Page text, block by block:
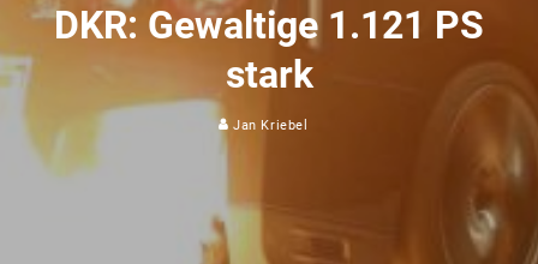
DKR: Gewaltige 1.121 PS
stark
Jan Kriebel